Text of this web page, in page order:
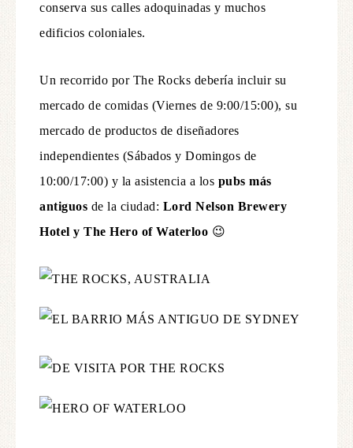
conserva sus calles adoquinadas y muchos
edificios coloniales.
Un recorrido por The Rocks debería incluir su
mercado de comidas (Viernes de 9:00/15:00), su
mercado de productos de diseñadores
independientes (Sábados y Domingos de
10:00/17:00) y la asistencia a los pubs más
antiguos de la ciudad: Lord Nelson Brewery
Hotel y The Hero of Waterloo 😉